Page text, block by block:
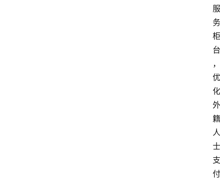
服
务
柜
台
，
优
化
外
籍
人
士
支
付